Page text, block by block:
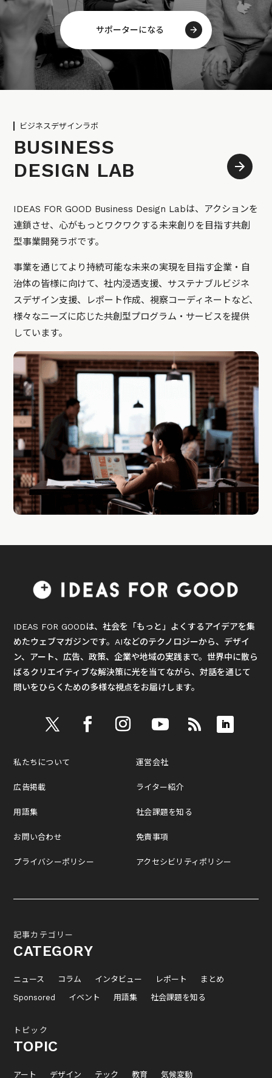
サポーターになる
ビジネスデザインラボ
BUSINESS
DESIGN LAB
IDEAS FOR GOOD Business Design Labは、アクションを
連鎖させ、心がもっとワクワクする未来創りを目指す共創
型事業開発ラボです。
事業を通じてより持続可能な未来の実現を目指す企業・自
治体の皆様に向けて、社内浸透支援、サステナブルビジネ
スデザイン支援、レポート作成、視察コーディネートなど、
様々なニーズに応じた共創型プログラム・サービスを提供
しています。
IDEAS FOR GOODは、社会を「もっと」よくするアイデアを集
めたウェブマガジンです。AIなどのテクノロジーから、デザイ
ン、アート、広告、政策、企業や地域の実践まで。世界中に散ら
ばるクリエイティブな解決策に光を当てながら、対話を通じて
問いをひらくための多様な視点をお届けします。
私たちについて
広告掲載
用語集
お問い合わせ
プライバシーポリシー
運営会社
ライター紹介
社会課題を知る
免責事項
アクセシビリティポリシー
記事カテゴリー
CATEGORY
ニュース コラム インタビュー レポート
まとめ
Sponsored
イベント 用語集 社会課題を知る
トピック
TOPIC
アート デザイン テック 教育 気候変動